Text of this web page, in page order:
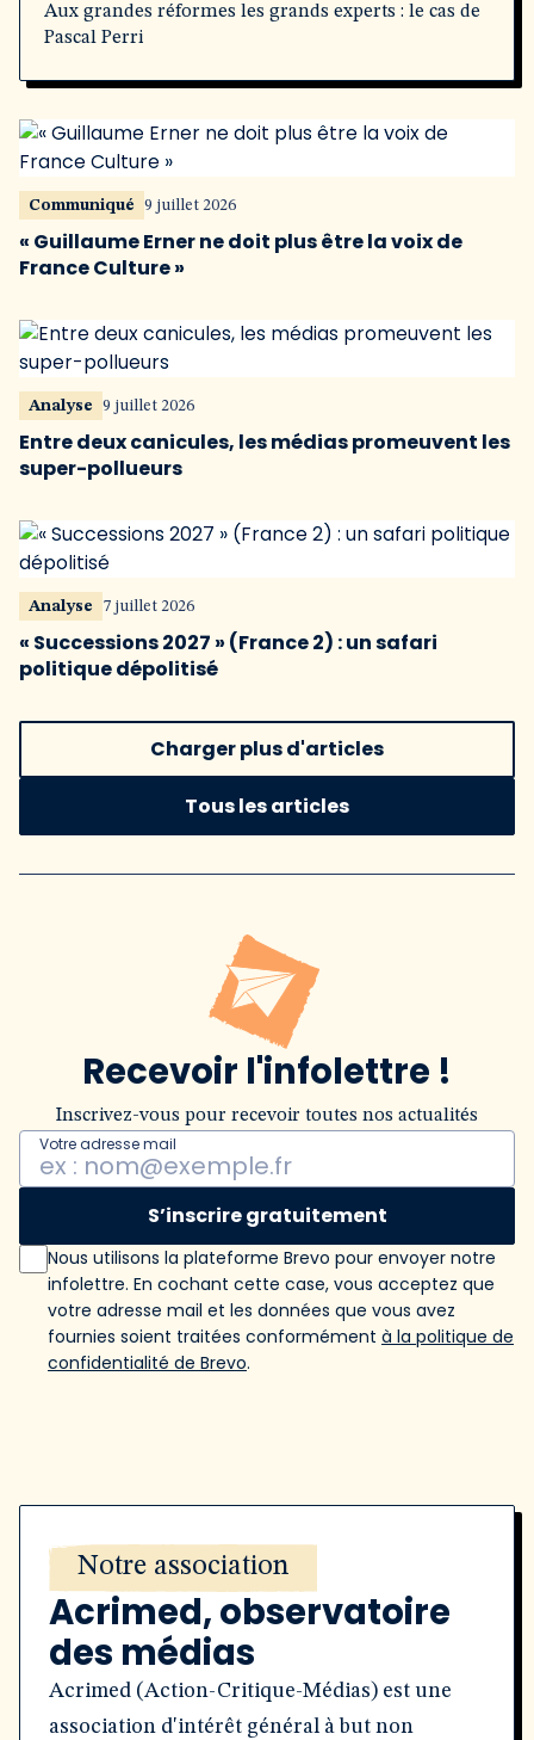
Aux grandes réformes les grands experts : le cas de
Pascal Perri
Communiqué 9 juillet 2026
« Guillaume Erner ne doit plus être la voix de
France Culture »
Analyse 9 juillet 2026
Entre deux canicules, les médias promeuvent les
super-pollueurs
Analyse 7 juillet 2026
« Successions 2027 » (France 2) : un safari
politique dépolitisé
Charger plus d'articles
Tous les articles
Recevoir l'infolettre !
Inscrivez-vous pour recevoir toutes nos actualités
Votre adresse mail
S’inscrire gratuitement
Nous utilisons la plateforme Brevo pour envoyer notre
infolettre. En cochant cette case, vous acceptez que
votre adresse mail et les données que vous avez
fournies soient traitées conformément à la politique de
confidentialité de Brevo.
Notre association
Acrimed, observatoire
des médias
Acrimed (Action-Critique-Médias) est une
association d'intérêt général à but non